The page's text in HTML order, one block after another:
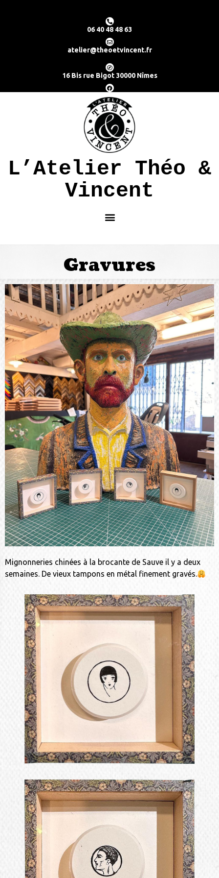
06 40 48 48 63
atelier@theoetvincent.fr
16 Bis rue Bigot 30000 Nîmes
L’Atelier Théo &
Vincent
Gravures
Mignonneries chinées à la brocante de Sauve il y a deux
semaines. De vieux tampons en métal finement gravés.